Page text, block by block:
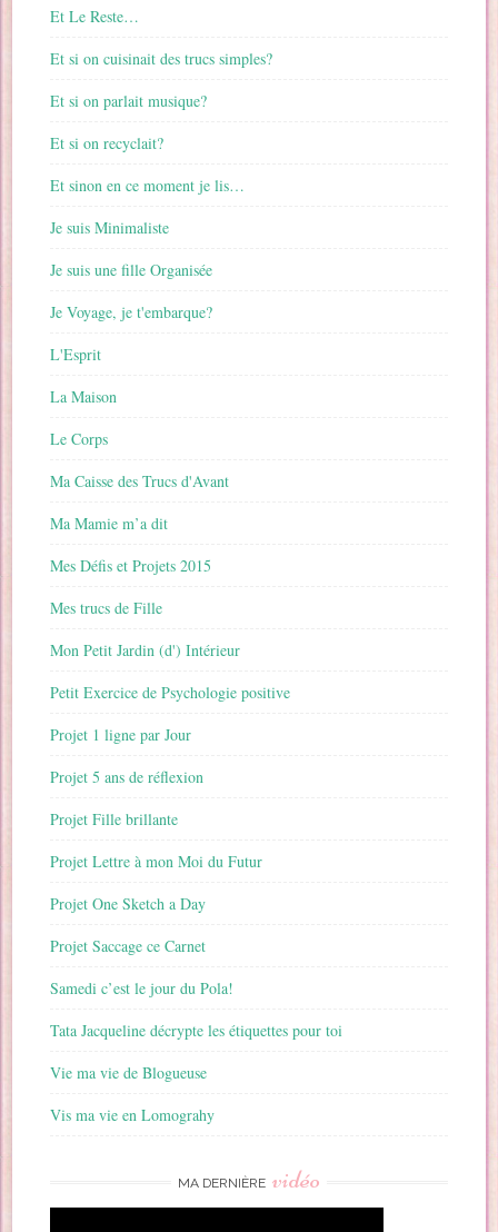
Et Le Reste…
Et si on cuisinait des trucs simples?
Et si on parlait musique?
Et si on recyclait?
Et sinon en ce moment je lis…
Je suis Minimaliste
Je suis une fille Organisée
Je Voyage, je t'embarque?
L'Esprit
La Maison
Le Corps
Ma Caisse des Trucs d'Avant
Ma Mamie m’a dit
Mes Défis et Projets 2015
Mes trucs de Fille
Mon Petit Jardin (d') Intérieur
Petit Exercice de Psychologie positive
Projet 1 ligne par Jour
Projet 5 ans de réflexion
Projet Fille brillante
Projet Lettre à mon Moi du Futur
Projet One Sketch a Day
Projet Saccage ce Carnet
Samedi c’est le jour du Pola!
Tata Jacqueline décrypte les étiquettes pour toi
Vie ma vie de Blogueuse
Vis ma vie en Lomograhy
MA DERNIÈRE vidéo